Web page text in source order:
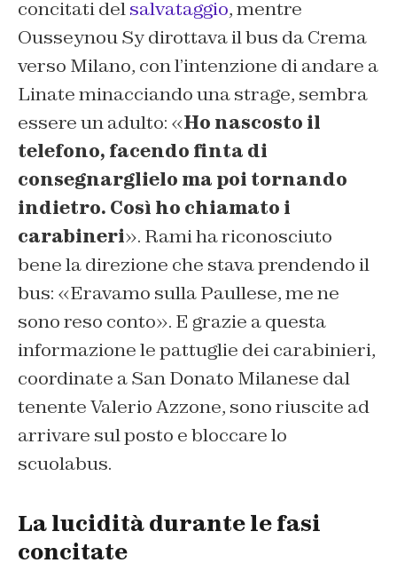
concitati delsalvataggio, mentre
Ousseynou Sy dirottava il bus da Crema
verso Milano, con l’intenzione di andare a
Linate minacciando una strage, sembra
essere un adulto: «Ho nascosto il
telefono, facendo finta di
consegnarglielo ma poi tornando
indietro. Così ho chiamato i
carabineri». Rami ha riconosciuto
bene la direzione che stava prendendo il
bus: «Eravamo sulla Paullese, me ne
sono reso conto». E grazie a questa
informazione le pattuglie dei carabinieri,
coordinate a San Donato Milanese dal
tenente Valerio Azzone, sono riuscite ad
arrivare sul posto e bloccare lo
scuolabus.
La lucidità durante le fasi
concitate